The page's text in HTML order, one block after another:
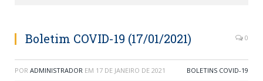
Boletim COVID-19 (17/01/2021) 0
POR ADMINISTRADOR EM 17 DE JANEIRO DE 2021 BOLETINS COVID-19